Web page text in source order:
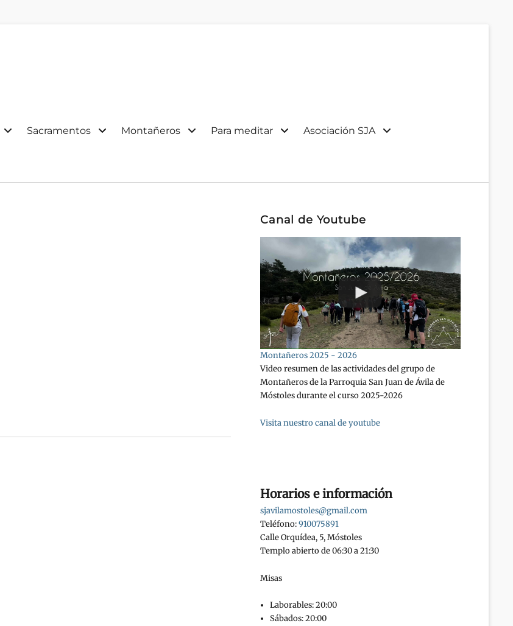
Sacramentos Montañeros Para meditar Asociación SJA
Canal de Youtube
Montañeros 2025 - 2026
Video resumen de las actividades del grupo de
Montañeros de la Parroquia San Juan de Ávila de
Móstoles durante el curso 2025-2026
Visita nuestro canal de youtube
Horarios e información
sjavilamostoles@gmail.com
Teléfono:910075891
Calle Orquídea, 5, Móstoles
Templo abierto de 06:30 a 21:30
Misas
Laborables: 20:00
Sábados: 20:00